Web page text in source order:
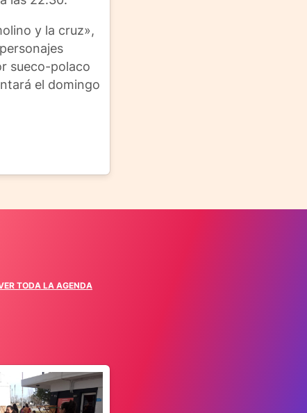
y la cruz»,
sueco-polaco
el domingo
TODA LA AGENDA